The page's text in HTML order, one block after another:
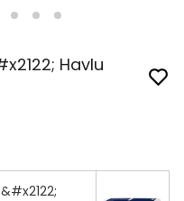
Havlu